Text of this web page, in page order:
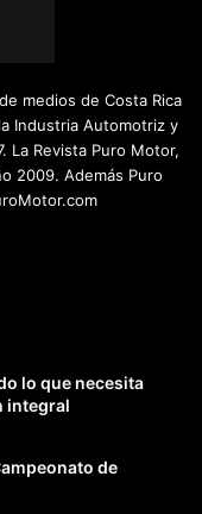
medios de Costa Rica
Industria Automotriz y
La Revista Puro Motor,
2009. Además Puro
lo que necesita
integral
de